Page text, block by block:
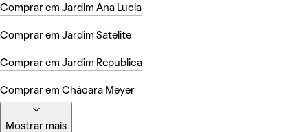
Comprar em Jardim Ana Lucia
Comprar em Jardim Satelite
Comprar em Jardim Republica
Comprar em Chácara Meyer
Mostrar mais